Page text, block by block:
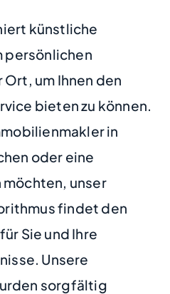
künstliche
persönlichen
um Ihnen den
bieten zu können.
in
oder eine
unser
findet den
Sie und Ihre
Unsere
sorgfältig